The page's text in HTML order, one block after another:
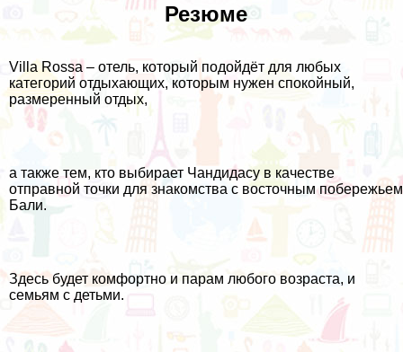
Резюме
Villa Rossa – отель, который подойдёт для любых
категорий отдыхающих, которым нужен спокойный,
размеренный отдых,
а также тем, кто выбирает Чандидасу в качестве
отправной точки для знакомства с восточным побережьем
Бали.
Здесь будет комфортно и парам любого возраста, и
семьям с детьми.